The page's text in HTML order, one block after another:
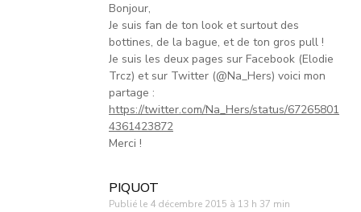
Bonjour,
Je suis fan de ton look et surtout des
bottines, de la bague, et de ton gros pull !
Je suis les deux pages sur Facebook (Elodie
Trcz) et sur Twitter (@Na_Hers) voici mon
partage :
https://twitter.com/Na_Hers/status/67265801
4361423872
Merci !
PIQUOT
Publié le 4 décembre 2015 à 13 h 37 min